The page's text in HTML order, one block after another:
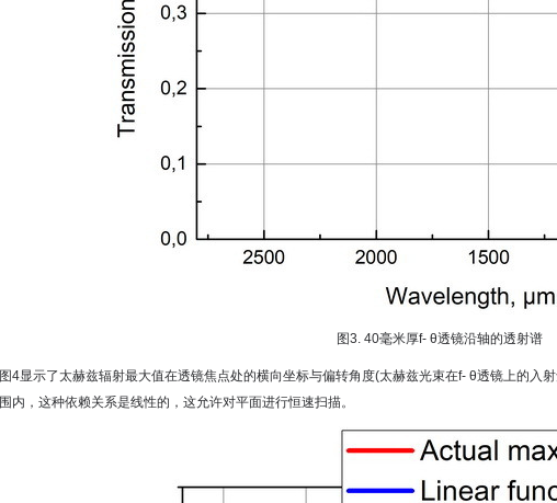
图3. 40毫米厚f- θ透镜沿轴的透射谱
图4显示了太赫兹辐射最大值在透镜焦点处的横向坐标与偏转角度(太赫兹光束在f- θ透镜上的入
围内，这种依赖关系是线性的，这允许对平面进行恒速扫描。